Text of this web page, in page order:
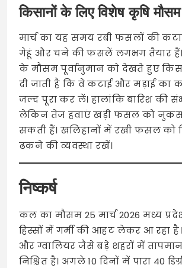
किसानों के लिए विशेष कृषि मौसम
मार्च का यह समय रबी फसलों की
गेहूं और चने की फसलें लगभग तैयार हैं।
के मौसम पूर्वानुमान को देखते हुए
दी जाती है कि वे कटाई और मड़ाई का
जल्द पूरा कर लें। हालांकि बारिश की
लेकिन तेज हवाएं खड़ी फसल को
सकती हैं। खलिहानों में रखी फसल को
ढकने की व्यवस्था रखें।
निष्कर्ष
कल का मौसम 25 मार्च 2026 मध्य
हिस्सों में गर्मी की आहट लेकर आ रहा है।
और ग्वालियर जैसे बड़े शहरों में तापमान
निश्चित है। अगले 10 दिनों में पारा 40